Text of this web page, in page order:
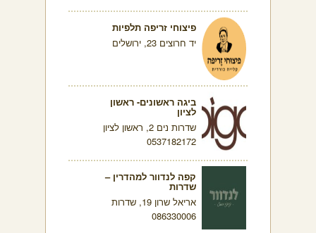
פיצוחי זריפה תלפיות
יד חרוצים 23, ירושלים
ביגה ראשונים- ראשון
לציון
שדרות נים 2, ראשון לציון
0537182172
קפה לנדוור למהדרין –
שדרות
אריאל שרון 19, שדרות
086330006